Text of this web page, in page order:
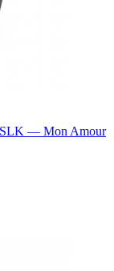
SLK — Mon Amour